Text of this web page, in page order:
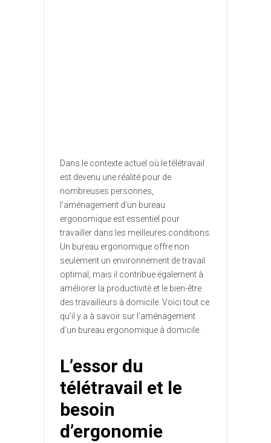
Dans le contexte actuel où le télétravail
est devenu une réalité pour de
nombreuses personnes,
l’aménagement d’un bureau
ergonomique est essentiel pour
travailler dans les meilleures conditions.
Un bureau ergonomique offre non
seulement un environnement de travail
optimal, mais il contribue également à
améliorer la productivité et le bien-être
des travailleurs à domicile. Voici tout ce
qu’il y a à savoir sur l’aménagement
d’un bureau ergonomique à domicile.
L’essor du
télétravail et le
besoin
d’ergonomie